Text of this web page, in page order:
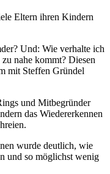
Eltern ihren Kindern
Und: Wie verhalte ich
nahe kommt? Diesen
mit Steffen Gründel
und Mitbegründer
das Wiedererkennen
wurde deutlich, wie
und so möglichst wenig